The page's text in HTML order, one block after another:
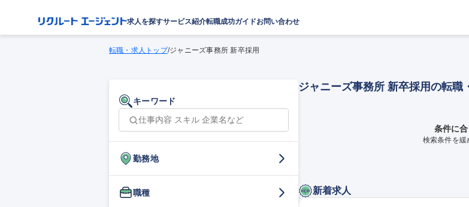
求人を探すサービス紹介転職成功ガイドお問い合わせ
転職・求人トップ/ジャニーズ事務所 新卒採用
キーワード
勤務地
職種
ジャニーズ事務所 新卒採用の転職
条件に
検索条件を緩
新着求人